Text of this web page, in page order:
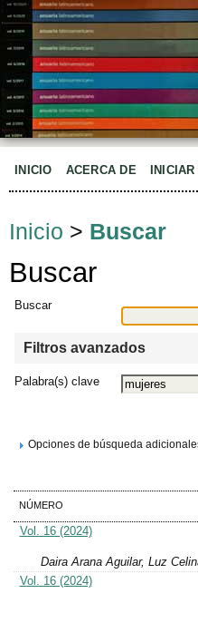
INICIO ACERCA DE
Inicio > Buscar
Buscar
Buscar
Filtros avanzados
Palabra(s) clave
Opciones de búsqueda
NÚMERO
Vol. 16 (2024)
Daira Arana Aguilar, Luz
Vol. 16 (2024)